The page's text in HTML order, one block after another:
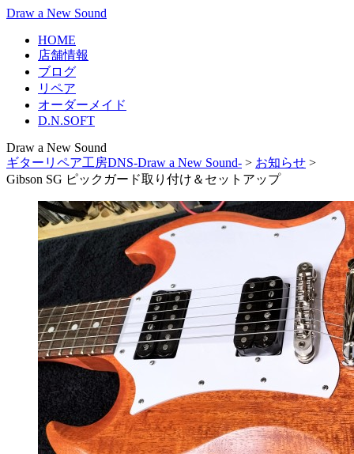
Draw a New Sound
HOME
店舗情報
ブログ
リペア
オーダーメイド
D.N.SOFT
Draw a New Sound
ギターリペア工房DNS-Draw a New Sound- > お知らせ >
Gibson SG ピックガード取り付け＆セットアップ